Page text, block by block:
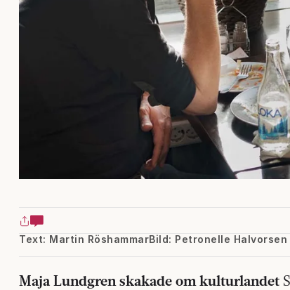
Text: Martin RöshammarBild: Petronelle Halvorsen
Maja Lundgren skakade om kulturlandet